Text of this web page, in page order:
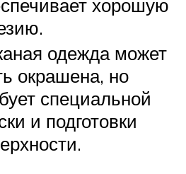
хорошую
одежда может
окрашена, но
специальной
и подготовки